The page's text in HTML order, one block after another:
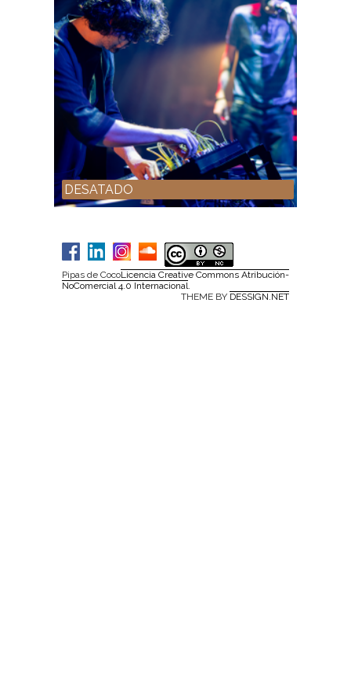
DESATADO
Pipas de CocoLicencia Creative Commons Atribución-
NoComercial 4.0 Internacional
THEME BY DESSIGN.NET